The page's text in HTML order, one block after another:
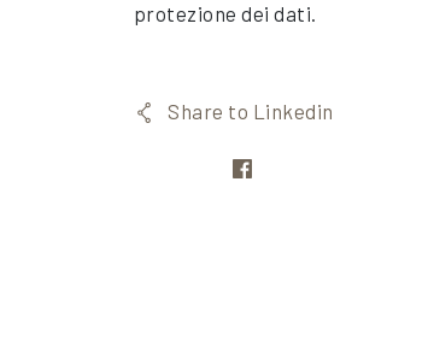
protezione dei dati.
Share to Linkedin